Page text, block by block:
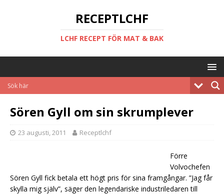
RECEPTLCHF
LCHF RECEPT FÖR MAT & BAK
Sören Gyll om sin skrumplever
23 augusti, 2011 Receptlchf
Förre
Volvochefen
Sören Gyll fick betala ett högt pris för sina framgångar. ”Jag får
skylla mig själv”, säger den legendariske industriledaren till